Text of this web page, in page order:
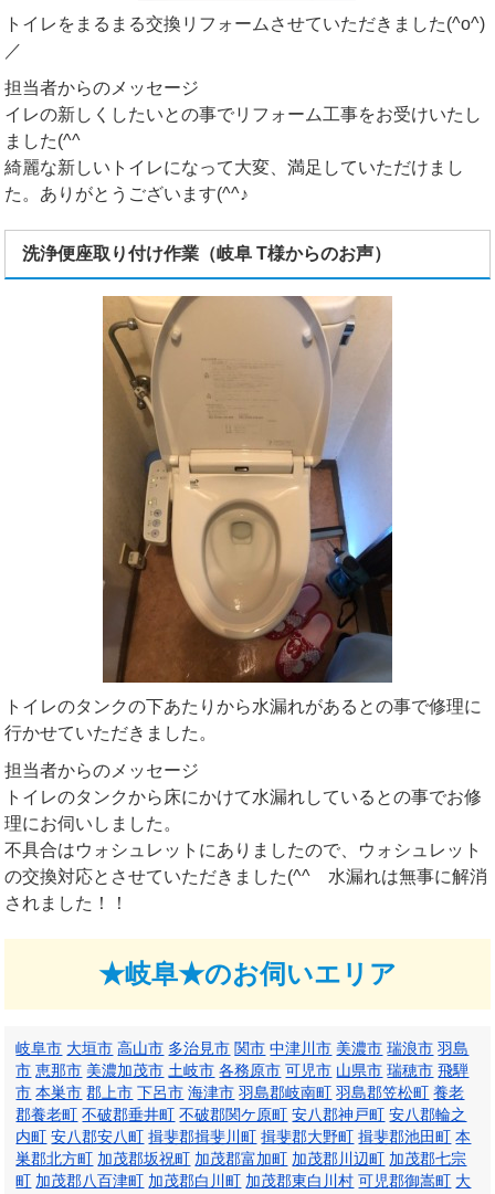
トイレをまるまる交換リフォームさせていただきました(^o^)
／
担当者からのメッセージ
イレの新しくしたいとの事でリフォーム工事をお受けいたし
ました(^^ゞ
綺麗な新しいトイレになって大変、満足していただけまし
た。ありがとうございます(^^♪
洗浄便座取り付け作業（岐阜 T様からのお声）
トイレのタンクの下あたりから水漏れがあるとの事で修理に
行かせていただきました。
担当者からのメッセージ
トイレのタンクから床にかけて水漏れしているとの事でお修
理にお伺いしました。
不具合はウォシュレットにありましたので、ウォシュレット
の交換対応とさせていただきました(^^ゞ水漏れは無事に解消
されました！！
★岐阜★のお伺いエリア
岐阜市 大垣市 高山市 多治見市 関市 中津川市 美濃市 瑞浪市 羽島
市 恵那市 美濃加茂市 土岐市 各務原市 可児市 山県市 瑞穂市 飛騨
市 本巣市 郡上市 下呂市 海津市 羽島郡岐南町 羽島郡笠松町 養老
郡養老町 不破郡垂井町 不破郡関ケ原町 安八郡神戸町 安八郡輪之
内町 安八郡安八町 揖斐郡揖斐川町 揖斐郡大野町 揖斐郡池田町 本
巣郡北方町 加茂郡坂祝町 加茂郡富加町 加茂郡川辺町 加茂郡七宗
町 加茂郡八百津町 加茂郡白川町 加茂郡東白川村 可児郡御嵩町 大